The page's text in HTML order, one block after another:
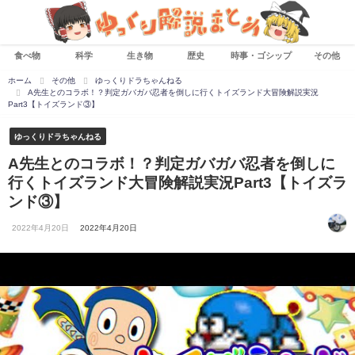
食べ物 科学 生き物 歴史 時事・ゴシップ その他
ホーム その他
ゆっくりドラちゃんねる
A先生とのコラボ！？判定ガバガバ忍者を倒しに行くトイズランド大冒険解説実況
Part3【トイズランド③】
ゆっくりドラちゃんねる
A先生とのコラボ！？判定ガバガバ忍者を倒しに
行くトイズランド大冒険解説実況Part3【トイズラ
ンド③】
2022年4月20日 2022年4月20日